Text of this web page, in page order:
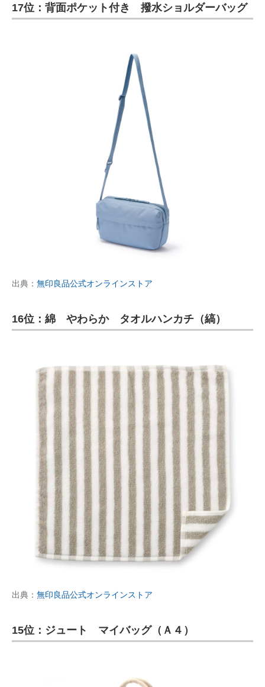
17位：背面ポケット付き 撥水ショルダーバッグ
出典： 無印良品公式オンラインストア
16位：綿 やわらか タオルハンカチ（縞）
出典： 無印良品公式オンラインストア
15位：ジュート マイバッグ（Ａ４）